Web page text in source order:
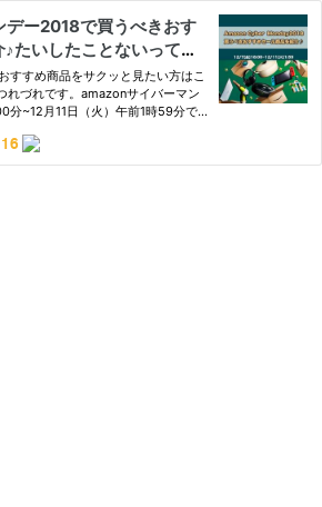
ー2018で買うべきおす
たいしたことないってマ
すめ商品をサクッと見たい方はこ
れづれです。amazonサイバーマン
分~12月11日（火）午前1時59分で